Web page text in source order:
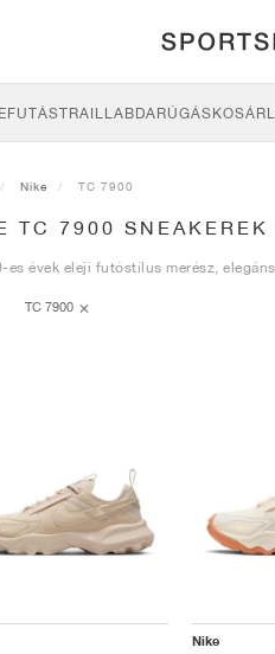
FUTÁSTRAILLABDARÚGÁS
Nike TC 7900
TC 7900 SNEAKEREK
es évek eleji futóstílus merész,
TC 7900
Nike